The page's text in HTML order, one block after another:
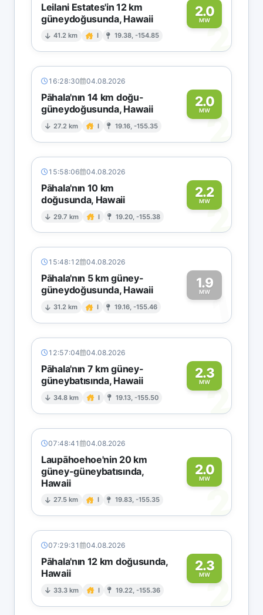
Leilani Estates'in 12 km
güneydoğusunda, Hawaii
41.2 km I 19.38, -154.85
2.0
MW2
16:28:30 04.08.2026
Pāhala'nın 14 km doğu-
güneydoğusunda, Hawaii
27.2 km I 19.16, -155.35
2.0
MW
2
15:58:06 04.08.2026
Pāhala'nın 10 km
doğusunda, Hawaii
29.7 km I 19.20, -155.38
2.2
MW2
15:48:12 04.08.2026
Pāhala'nın 5 km güney-
güneydoğusunda, Hawaii
31.2 km I 19.16, -155.46
1.9
MW1
12:57:04 04.08.2026
Pāhala'nın 7 km güney-
güneybatısında, Hawaii
34.8 km I 19.13, -155.50
2.3
MW2
07:48:41 04.08.2026
Laupāhoehoe'nin 20 km
güney-güneybatısında,
Hawaii
27.5 km I 19.83, -155.35
2.0
MW
2
07:29:31 04.08.2026
Pāhala'nın 12 km doğusunda,
Hawaii
33.3 km I 19.22, -155.36
2.3
MW
2